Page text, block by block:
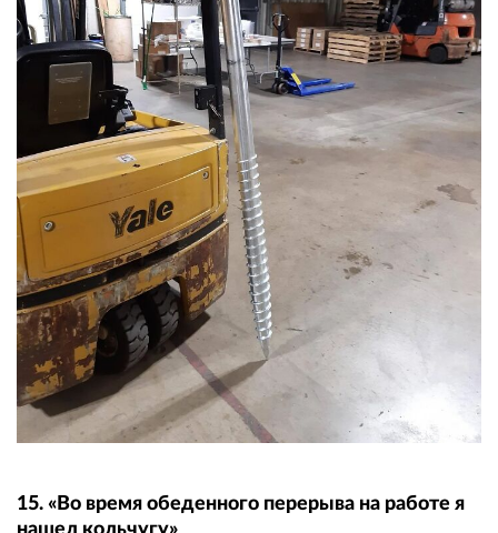
15. «Во время обеденного перерыва на работе я
нашел кольчугу»